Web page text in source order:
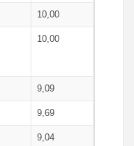
10,00
10,00
9,09
9,69
9,04